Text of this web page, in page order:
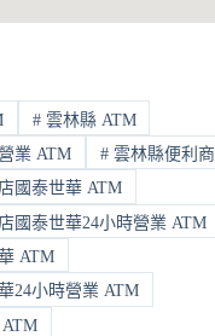
#雲林縣 ATM
業 ATM #雲林縣便利
國泰世華 ATM
國泰世華24小時營業 ATM
ATM
24小時營業 ATM